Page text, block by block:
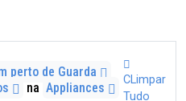
perto de Guarda
na Appliances
CLimpar
Tudo